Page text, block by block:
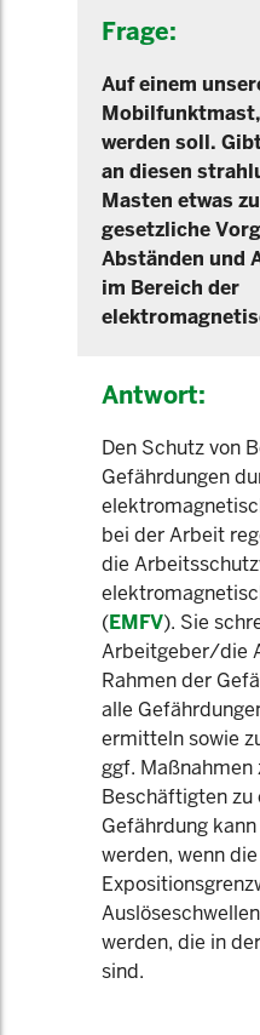
Frage:
Auf einem
werden soll.
an diesen
Masten etwas
gesetzliche
Abständen und
im Bereich der
Antwort:
Den Schutz von
Gefährdungen
bei der Arbeit
die
(EMFV). Sie
Arbeitgeber/die
Rahmen der
alle
ermitteln sowie
ggf.
Beschäftigten zu
Gefährdung
werden, wenn die
werden, die in
sind.